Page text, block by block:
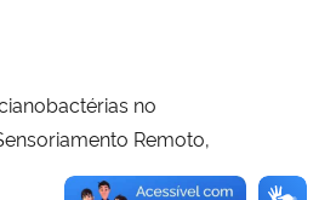
no
Remoto,